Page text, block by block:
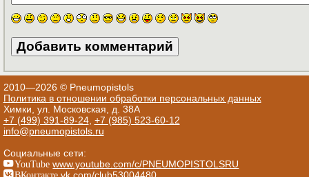
2010—2026 © Pneumopistols
Политика в отношении обработки персональных данных
Химки, ул. Московская, д. 38А
+7 (499) 391-89-24, +7 (985) 523-60-12
info@pneumopistols.ru
Социальные сети:
YouTube www.youtube.com/c/PNEUMOPISTOLSRU
ВКонтакте vk.com/club53004480